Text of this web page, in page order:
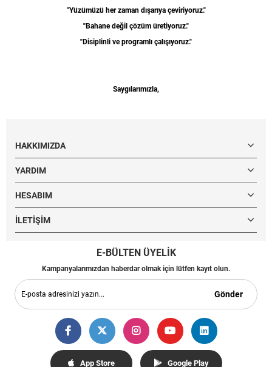
"Yüzümüzü her zaman dışarıya çeviriyoruz."
"Bahane değil çözüm üretiyoruz."
"Disiplinli ve programlı çalışıyoruz."
Saygılarımızla,
HAKKIMIZDA
YARDIM
HESABIM
İLETIŞIM
E-BÜLTEN ÜYELİK
Kampanyalarımızdan haberdar olmak için lütfen kayıt olun.
Gönder
App Store Google Play